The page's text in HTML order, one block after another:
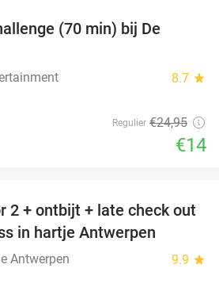
(70 min) bij De
8.7 star
Regulier €24,95
€14
59%
2 + ontbijt + late check out
in hartje Antwerpen
Antwerpen 9.9 star